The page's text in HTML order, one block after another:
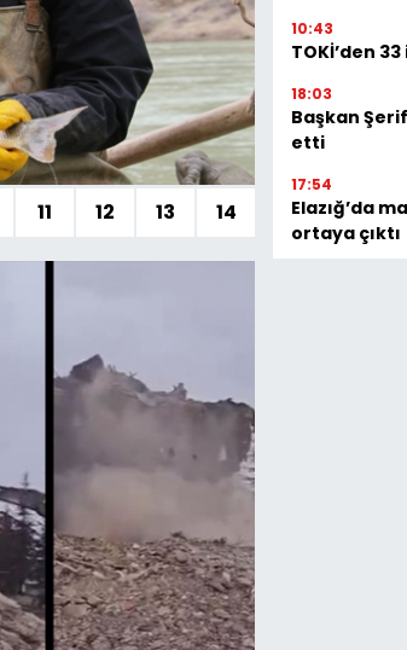
11 12 13 14
10:43
TOKİ’den
18:03
Başkan
etti
17:54
Elazığ’da
ortaya çıktı